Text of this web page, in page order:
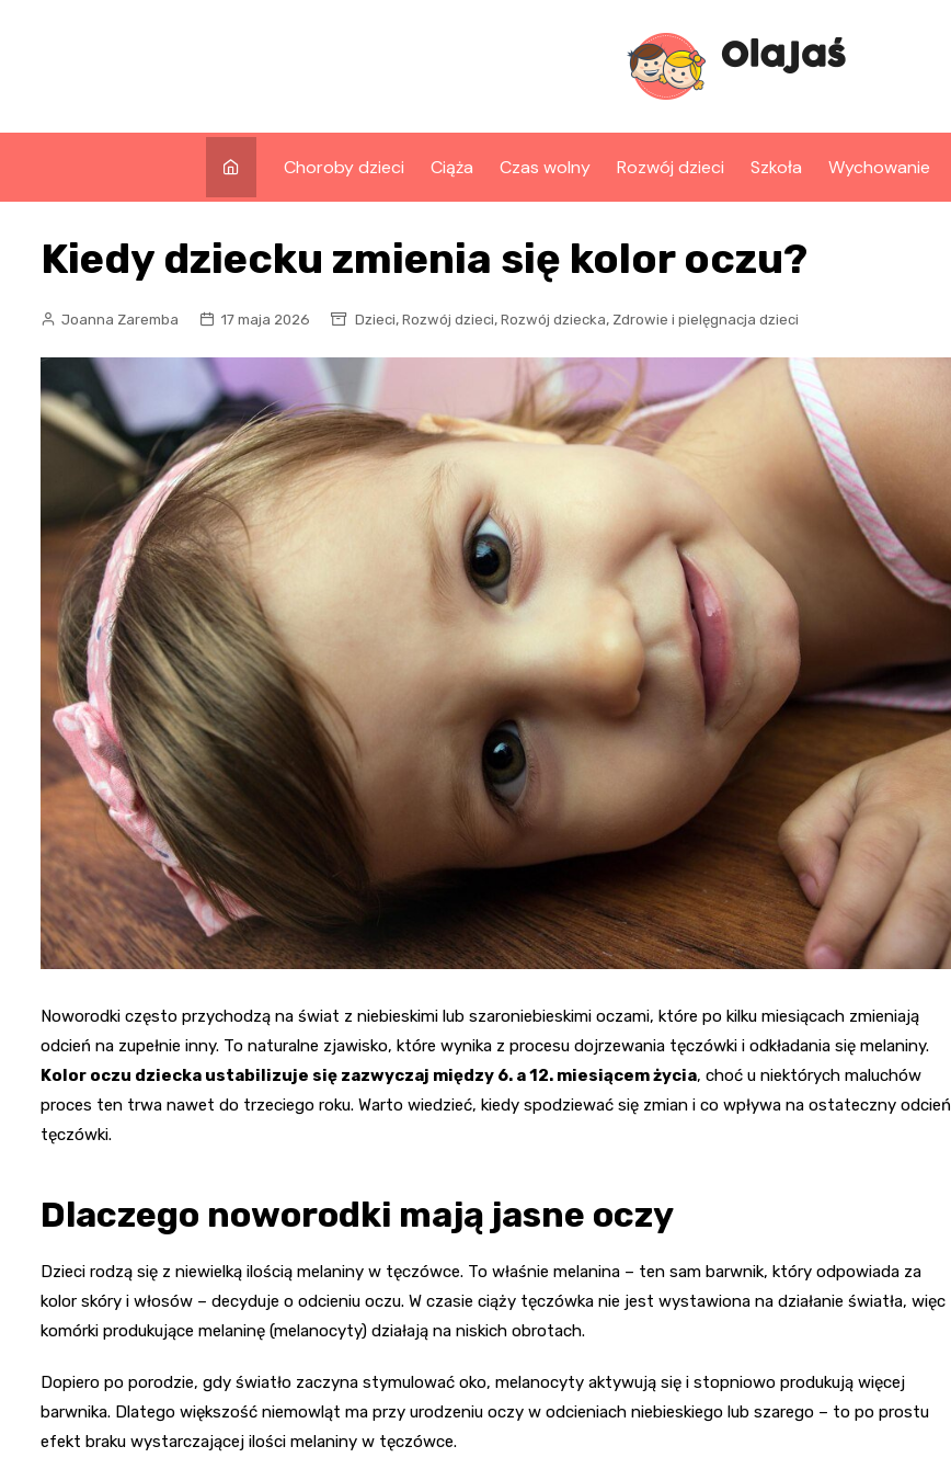
Choroby dzieci Ciąża Czas wolny Rozwój dzieci Szkoła Wychowanie
Kiedy dziecku zmienia się kolor oczu?
Joanna Zaremba 17 maja 2026 Dzieci, Rozwój dzieci, Rozwój dziecka, Zdrowie i pielęgnacja dzieci
Noworodki często przychodzą na świat z niebieskimi lub szaroniebieskimi oczami, które po kilku miesiącach zmieniają
odcień na zupełnie inny. To naturalne zjawisko, które wynika z procesu dojrzewania tęczówki i odkładania się melaniny.
Kolor oczu dziecka ustabilizuje się zazwyczaj między 6. a 12. miesiącem życia, choć u niektórych maluchów
proces ten trwa nawet do trzeciego roku. Warto wiedzieć, kiedy spodziewać się zmian i co wpływa na ostateczny odcień
tęczówki.
Dlaczego noworodki mają jasne oczy
Dzieci rodzą się z niewielką ilością melaniny w tęczówce. To właśnie melanina – ten sam barwnik, który odpowiada za
kolor skóry i włosów – decyduje o odcieniu oczu. W czasie ciąży tęczówka nie jest wystawiona na działanie światła, więc
komórki produkujące melaninę (melanocyty) działają na niskich obrotach.
Dopiero po porodzie, gdy światło zaczyna stymulować oko, melanocyty aktywują się i stopniowo produkują więcej
barwnika. Dlatego większość niemowląt ma przy urodzeniu oczy w odcieniach niebieskiego lub szarego – to po prostu
efekt braku wystarczającej ilości melaniny w tęczówce.